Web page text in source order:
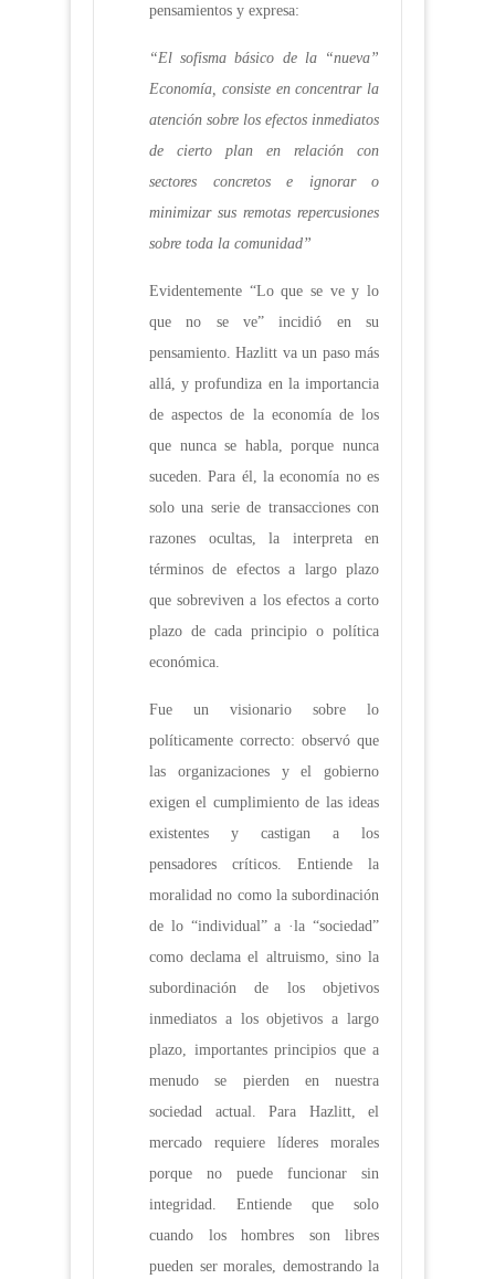
pensamientos y expresa:
“El sofisma básico de la “nueva”
Economía, consiste en concentrar la
atención sobre los efectos inmediatos
de cierto plan en relación con
sectores concretos e ignorar o
minimizar sus remotas repercusiones
sobre toda la comunidad”
Evidentemente “Lo que se ve y lo
que no se ve” incidió en su
pensamiento. Hazlitt va un paso más
allá, y profundiza en la importancia
de aspectos de la economía de los
que nunca se habla, porque nunca
suceden. Para él, la economía no es
solo una serie de transacciones con
razones ocultas, la interpreta en
términos de efectos a largo plazo
que sobreviven a los efectos a corto
plazo de cada principio o política
económica.
Fue un visionario sobre lo
políticamente correcto: observó que
las organizaciones y el gobierno
exigen el cumplimiento de las ideas
existentes y castigan a los
pensadores críticos. Entiende la
moralidad no como la subordinación
de lo “individual” a ·la “sociedad”
como declama el altruismo, sino la
subordinación de los objetivos
inmediatos a los objetivos a largo
plazo, importantes principios que a
menudo se pierden en nuestra
sociedad actual. Para Hazlitt, el
mercado requiere líderes morales
porque no puede funcionar sin
integridad. Entiende que solo
cuando los hombres son libres
pueden ser morales, demostrando la